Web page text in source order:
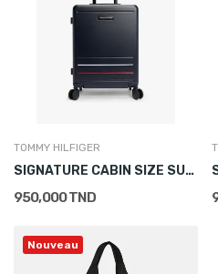
TOMMY HILFIGER
SIGNATURE CABIN SIZE SUITCASE
950,000 TND
Nouveau